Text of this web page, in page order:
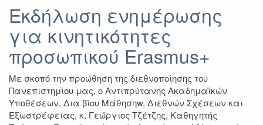
International
(KA171)
ΔΙΔΑΣΚΑΛΙΑ
εαρινό
εξάμηνο
ακαδ.
έτους
2024-
2025
Εκδήλωση ενημέρωσης
για κινητικότητες
προσωπικού Erasmus+
Με σκοπό την προώθηση της διεθνοποίησης του
Πανεπιστημίου μας, o Αντιπρύτανης Ακαδημαϊκών
Υποθέσεων, Δια βίου Μάθησηw, Διεθνών Σχέσεων και
Εξωστρέφειας, κ. Γεώργιος Τζέτζης, Καθηγητής